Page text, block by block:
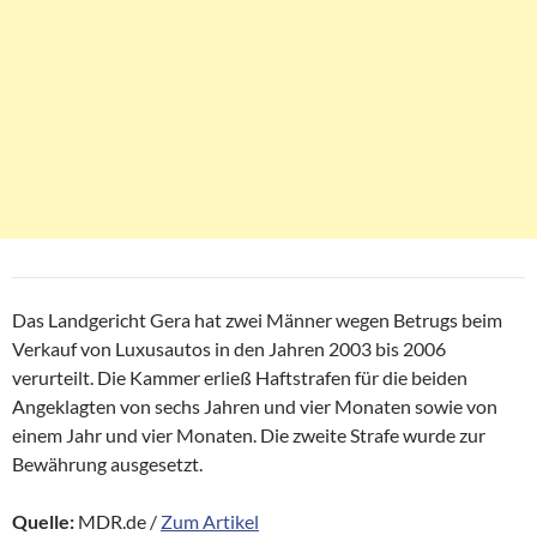
Das Landgericht Gera hat zwei Männer wegen Betrugs beim
Verkauf von Luxusautos in den Jahren 2003 bis 2006
verurteilt. Die Kammer erließ Haftstrafen für die beiden
Angeklagten von sechs Jahren und vier Monaten sowie von
einem Jahr und vier Monaten. Die zweite Strafe wurde zur
Bewährung ausgesetzt.
Quelle: MDR.de / Zum Artikel